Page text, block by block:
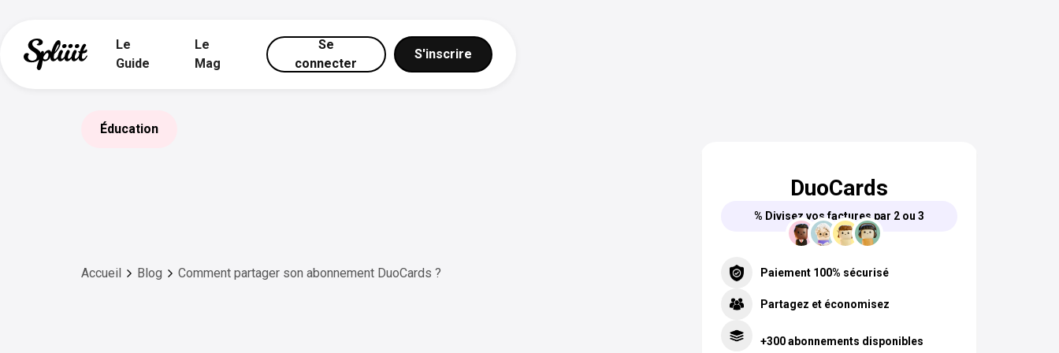
Le
Guide
Le
Mag
Se
connecter
S'inscrire
Éducation
Accueil Blog Comment partager son abonnement DuoCards ?
DuoCards
% Divisez vos factures par 2 ou 3
Paiement 100% sécurisé
Partagez et économisez
+300 abonnements disponibles